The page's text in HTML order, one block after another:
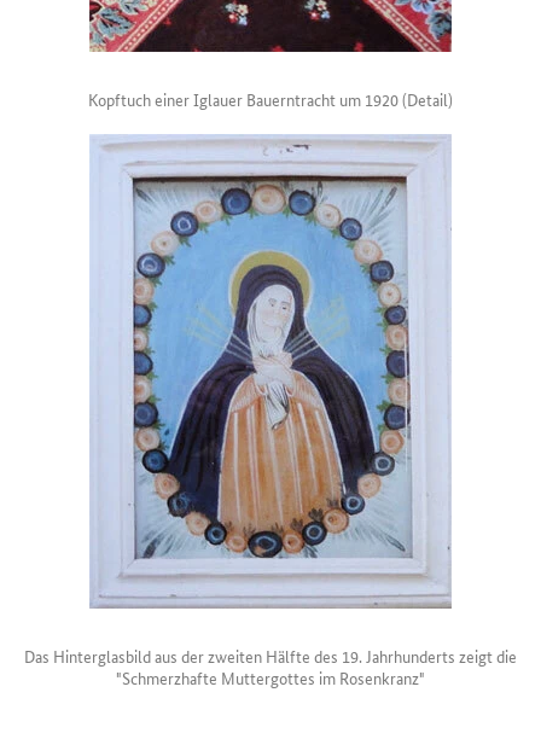
Kopftuch einer Iglauer Bauerntracht um 1920 (Detail)
Das Hinterglasbild aus der zweiten Hälfte des 19. Jahrhunderts zeigt die
"Schmerzhafte Muttergottes im Rosenkranz"